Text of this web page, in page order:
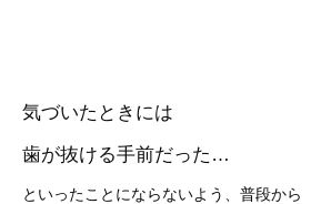
気づいたときには
歯が抜ける手前だった…
といったことにならないよう、普段から